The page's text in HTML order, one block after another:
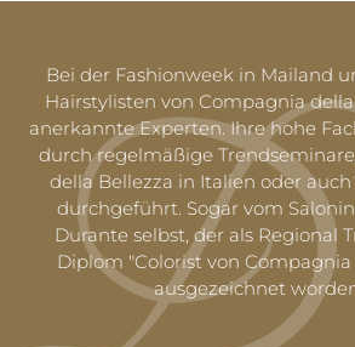
Bei der Fashionweek in Mailand
Hairstylisten von Compagnia
anerkannte Experten. Ihre hohe
durch regelmäßige
della Bellezza in Italien oder
durchgeführt. Sogar vom
Durante selbst, der als Regional
Diplom "Colorist von
ausgezeichnet